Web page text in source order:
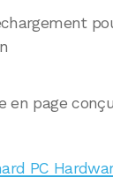
en page
PC